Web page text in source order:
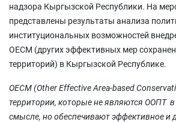
надзора Кыргызской Республики. На
представлены результаты анализа
институциональных возможностей
OECM (других эффективных мер
территорий) в Кыргызской Республике.
OECM (Other Effective Area-based
территории, которые не являются ООПТ
смысле, но обеспечивают эффективное и